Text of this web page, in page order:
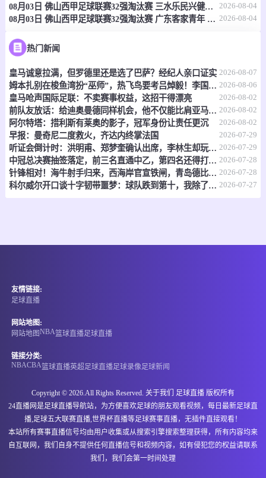
澳维女超 08-08 14:00 直播中
墨尔本胜利青年女足
情报
澳维女超 08-08 14:00 直播中
布琳狮子女足 0 - 0 波克海尔女足
情报
澳维女超 08-08 14:00 直播中
墨尔本城青年女足
-
情报
澳维女超 08-08 14:00 直播中
0 - 0
08月03日 佛山西甲足球联赛32强淘汰赛 三水乐民兴健力宝 VS 中国澳门澳科精英 全场录像 2026-08-04
08月03日 佛山西甲足球联赛32强淘汰赛 广东客家青年 VS 广州英华思力U17 全场录像 2026-08-04
热门新闻
皇马诚意拉满，但罗德里还是选了巴萨？经纪人亲口证实 2026-08-07
姆本扎别在梭鱼湾扮“巫师”，热飞鸟要考吕焯毅！李国旭想双杀，全场再唱莎啦啦 2026-08-06
皇马呛声国际足联：不卖赛事权益，这招干得漂亮 2026-08-02
前队友放话：给迪奥曼德同样机会，他不仅能比肩亚马尔，还能超越他？ 2026-08-02
阿尔特塔：措利斯有莱奥的影子，冠军身份让责任更沉 2026-08-02
早报：曼奇尼二度救火，齐达内终掌法国 2026-07-29
听证会倒计时：洪明甫、郑梦奎确认出席，李林生却玩起了“缺席”戏码 2026-07-29
中冠总决赛抽签落定，前三名直通中乙，第四名还得打附加赛 2026-07-28
针锋相对！海牛射手归来，西海岸官宣铁闸，青岛德比倒计时 2026-07-28
科尔威尔开口谈十字韧带噩梦：球队跌到第十，我除了干瞪眼什么也做不了 2026-07-27
友情链接:
足球直播
网站地图:
网站地图NBA篮球直播足球直播
链接分类:
NBACBA篮球直播英超 足球直播足球录像 足球新闻
Copyright © 2026.All Rights Reserved. 关于我们 足球直播 版权所有
24直播网是足球直播导航站，为方便喜欢足球的朋友观看视频，每日最新足球直
播,足球五大联赛直播,世界杯直播等足球赛事直播，无插件直接观看！
本站所有赛事直播信号均由用户收集或从搜索引擎搜索整理获得，所有内容均来
自互联网，我们自身不提供任何直播信号和视频内容，如有侵犯您的权益请联系
我们，我们会第一时间处理